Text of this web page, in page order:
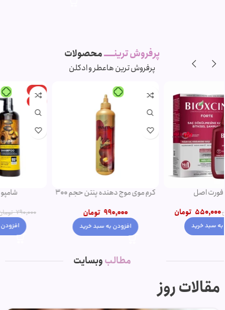
پرفروش ترینـــــمحصولات
پرفروش ترین هاعطر و ادکلن
ویژه
شامپو روغن آرگان
790,000 تومان تومان
افزودن به سبد خرید
ویژه
ریمل صورتی اروجینال
950,000 تومان تومان
افزودن به سبد خرید
مطالبوبسایت
مقالات روز